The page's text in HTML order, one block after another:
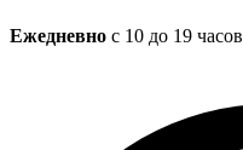
Ежедневно с 10 до 19 часов